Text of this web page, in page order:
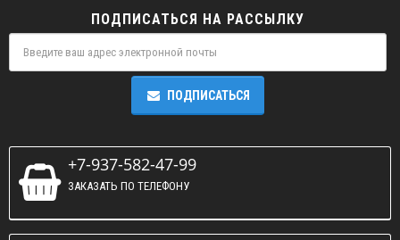
ПОДПИСАТЬСЯ НА РАССЫЛКУ
ПОДПИСАТЬСЯ
+7-937-582-47-99
ЗАКАЗАТЬ ПО ТЕЛЕФОНУ